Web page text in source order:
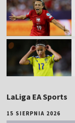
LaLiga EA Sports
15 SIERPNIA 2026